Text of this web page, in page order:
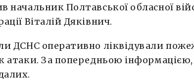
начальник Полтавської обласної
Віталій Дяківнич.
ДСНС оперативно ліквідували
атаки. За попередньою